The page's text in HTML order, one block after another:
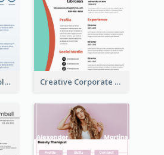
Creative Blue Simple Resume Creative Corporate Teal Resume